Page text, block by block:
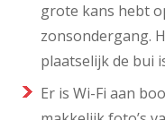
grote kans hebt
zonsondergang.
plaatselijk de bui
Er is Wi-Fi aan